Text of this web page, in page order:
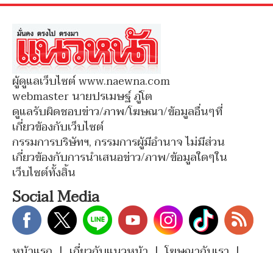
ผู้ดูแลเว็บไซต์ www.naewna.com
webmaster นายปรเมษฐ์ ภู่โต
ดูแลรับผิดชอบข่าว/ภาพ/โฆษณา/ข้อมูลอื่นๆที่
เกี่ยวข้องกับเว็บไซต์
กรรมการบริษัทฯ, กรรมการผู้มีอำนาจ ไม่มีส่วน
เกี่ยวข้องกับการนำเสนอข่าว/ภาพ/ข้อมูลใดๆใน
เว็บไซต์ทั้งสิ้น
Social Media